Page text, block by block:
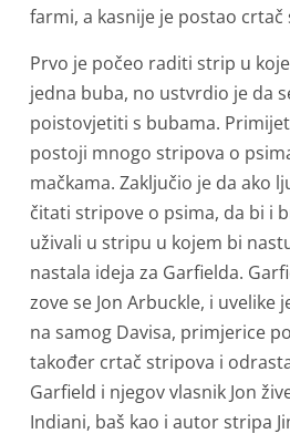
farmi, a kasnije je postao crtač
Prvo je počeo raditi strip u
jedna buba, no ustvrdio je da
poistovjetiti s bubama.
postoji mnogo stripova o
mačkama. Zaključio je da ako
čitati stripove o psima, da bi i
uživali u stripu u kojem bi
nastala ideja za Garfielda.
zove se Jon Arbuckle, i uvelike
na samog Davisa, primjerice
također crtač stripova i
Garfield i njegov vlasnik Jon
Indiani, baš kao i autor stripa